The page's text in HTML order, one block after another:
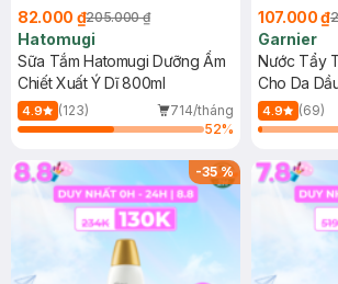
82.000 ₫205.000 ₫
Hatomugi
Sữa Tắm Hatomugi Dưỡng Ẩm
Chiết Xuất Ý Dĩ 800ml
4.9 (123)
714/tháng
52%
107.000 ₫
Garnier
Nước Tẩy
Cho Da
(Mới)
4.9 (69)
-35%